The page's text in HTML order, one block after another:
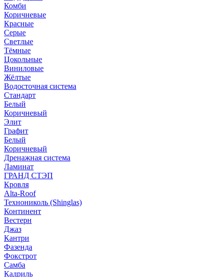
Комби
Коричневые
Красные
Серые
Светлые
Тёмные
Цокольные
Виниловые
Жёлтые
Водосточная система
Стандарт
Белый
Коричневый
Элит
Графит
Белый
Коричневый
Дренажная система
Ламинат
ГРАНД СТЭП
Кровля
Alta-Roof
Технониколь (Shinglas)
Континент
Вестерн
Джаз
Кантри
Фазенда
Фокстрот
Самба
Кадриль